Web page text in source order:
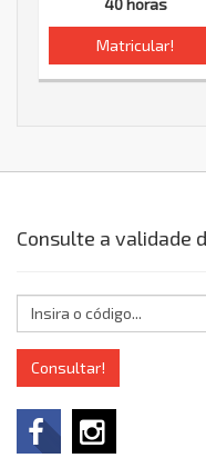
Matricular!
Consulte a validade
Consultar!